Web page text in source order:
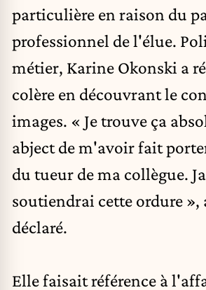
particulière en raison du
professionnel de l'élue.
métier, Karine Okonski a
colère en découvrant le
images. « Je trouve ça
abject de m'avoir fait
du tueur de ma collègue.
soutiendrai cette ordure »,
déclaré.
Elle faisait référence à